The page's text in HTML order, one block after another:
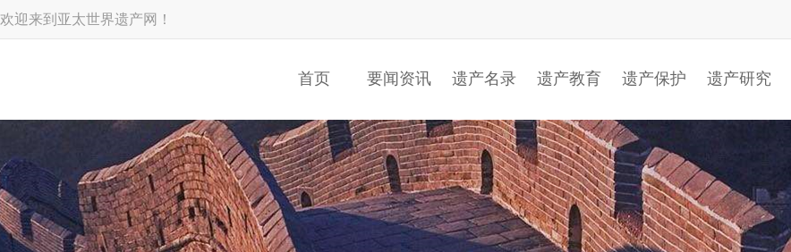
欢迎来到亚太世界遗产网！
首页 要闻资讯 遗产名录 遗产教育 遗产保护 遗产研究